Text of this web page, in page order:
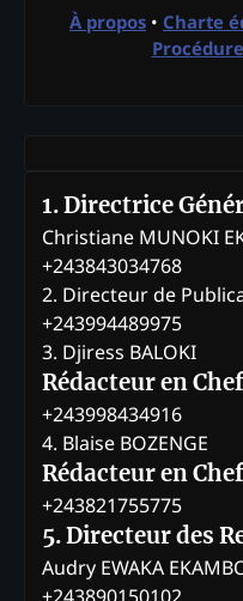
À propos • Charte
1. Directrice
Christiane MUNOKI
+243843034768
2. Directeur de
+243994489975
3. Djiress BALOKI
Rédacteur en Chef
+243998434916
4. Blaise BOZENGE
Rédacteur en
+243821755775
5. Directeur des
Audry EWAKA